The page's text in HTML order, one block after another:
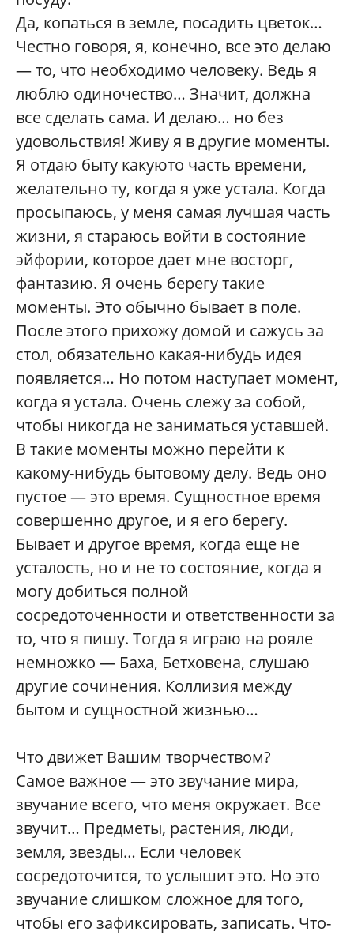
Да, копаться в земле, посадить цветок…
Честно говоря, я, конечно, все это делаю
— то, что необходимо человеку. Ведь я
люблю одиночество… Значит, должна
все сделать сама. И делаю… но без
удовольствия! Живу я в другие моменты.
Я отдаю быту какуюто часть времени,
желательно ту, когда я уже устала. Когда
просыпаюсь, у меня самая лучшая часть
жизни, я стараюсь войти в состояние
эйфории, которое дает мне восторг,
фантазию. Я очень берегу такие
моменты. Это обычно бывает в поле.
После этого прихожу домой и сажусь за
стол, обязательно какая-нибудь идея
появляется… Но потом наступает момент,
когда я устала. Очень слежу за собой,
чтобы никогда не заниматься уставшей.
В такие моменты можно перейти к
какому-нибудь бытовому делу. Ведь оно
пустое — это время. Сущностное время
совершенно другое, и я его берегу.
Бывает и другое время, когда еще не
усталость, но и не то состояние, когда я
могу добиться полной
сосредоточенности и ответственности за
то, что я пишу. Тогда я играю на рояле
немножко — Баха, Бетховена, слушаю
другие сочинения. Коллизия между
бытом и сущностной жизнью…
Что движет Вашим творчеством?
Самое важное — это звучание мира,
звучание всего, что меня окружает. Все
звучит… Предметы, растения, люди,
земля, звезды… Если человек
сосредоточится, то услышит это. Но это
звучание слишком сложное для того,
чтобы его зафиксировать, записать. Что-